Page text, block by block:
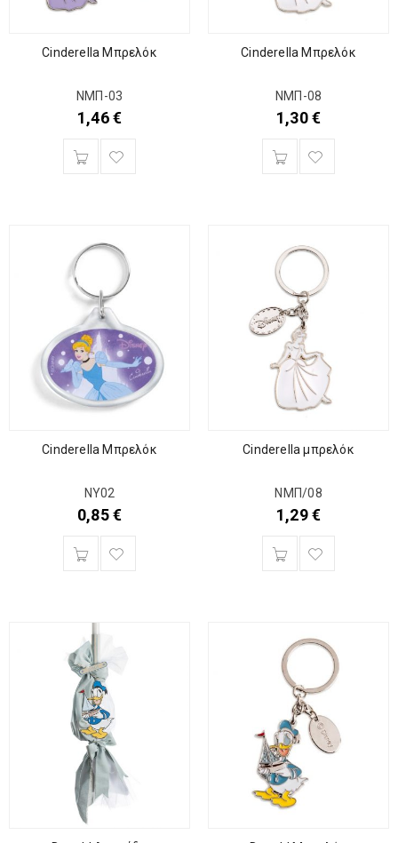
Cinderella Μπρελόκ
ΝΜΠ-03
1,46€
Cinderella Μπρελόκ
ΝΜΠ-08
1,30€
Cinderella Μπρελόκ
ΝΥ02
0,85€
Cinderella μπρελόκ
ΝΜΠ/08
1,29€